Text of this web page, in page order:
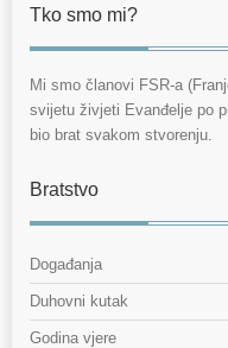
Tko smo mi?
Mi smo članovi FSR-a
svijetu živjeti Evanđelje po
bio brat svakom stvorenju.
Bratstvo
Događanja
Duhovni kutak
Godina vjere